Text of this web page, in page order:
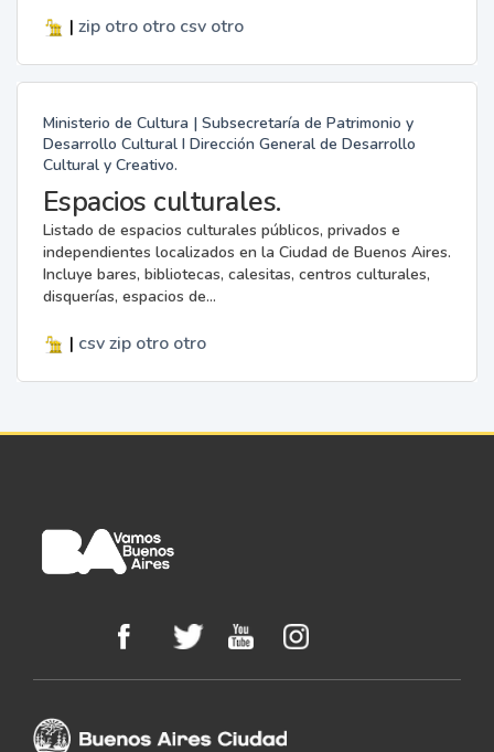
| zip otro otro csv otro
Ministerio de Cultura | Subsecretaría de Patrimonio y
Desarrollo Cultural I Dirección General de Desarrollo
Cultural y Creativo.
Espacios culturales.
Listado de espacios culturales públicos, privados e
independientes localizados en la Ciudad de Buenos Aires.
Incluye bares, bibliotecas, calesitas, centros culturales,
disquerías, espacios de...
| csv zip otro otro